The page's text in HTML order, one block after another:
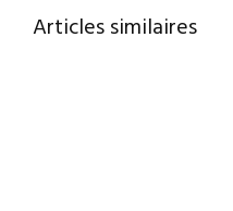
Articles similaires